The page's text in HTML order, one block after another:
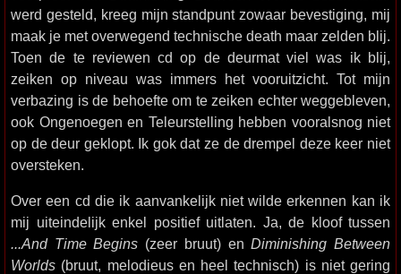
werd gesteld, kreeg mijn standpunt zowaar bevestiging, mij
maak je met overwegend technische death maar zelden blij.
Toen de te reviewen cd op de deurmat viel was ik blij,
zeiken op niveau was immers het vooruitzicht. Tot mijn
verbazing is de behoefte om te zeiken echter weggebleven,
ook Ongenoegen en Teleurstelling hebben vooralsnog niet
op de deur geklopt. Ik gok dat ze de drempel deze keer niet
oversteken.
Over een cd die ik aanvankelijk niet wilde erkennen kan ik
mij uiteindelijk enkel positief uitlaten. Ja, de kloof tussen
...And Time Begins (zeer bruut) enDiminishing Between
Worlds (bruut, melodieus en heel technisch) is niet gering